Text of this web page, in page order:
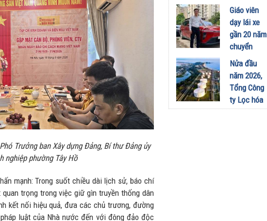
Trưởng ban Xây dựng Đảng, Bí thư Đảng ủy
nghiệp phường Tây Hồ
mạnh: Trong suốt chiều dài lịch sử, báo chí
trọng trong việc giữ gìn truyền thống dân
kết nối hiệu quả, đưa các chủ trương, đường
luật của Nhà nước đến với đông đảo độc
29/07/2026
khuấy động
mùa hè tại
TP. Hồ Chí
Minh
Giáo viên
dạy lái xe
gần 20 năm
chuyển
sang dùng
Limo
Green: Tôi
đã hiểu vì
sao xe điện
Nửa đầu
năm 2026,
Tổng Công
ty Lọc hóa
dầu Việt